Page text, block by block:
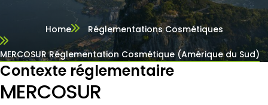
Home Réglementations Cosmétiques
MERCOSUR Réglementation Cosmétique (Amérique du Sud)
Contexte réglementaire
MERCOSUR